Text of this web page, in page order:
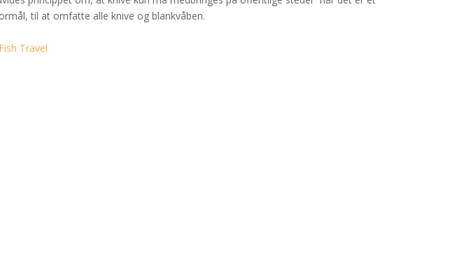
til at omfatte alle knive og blankvåben.